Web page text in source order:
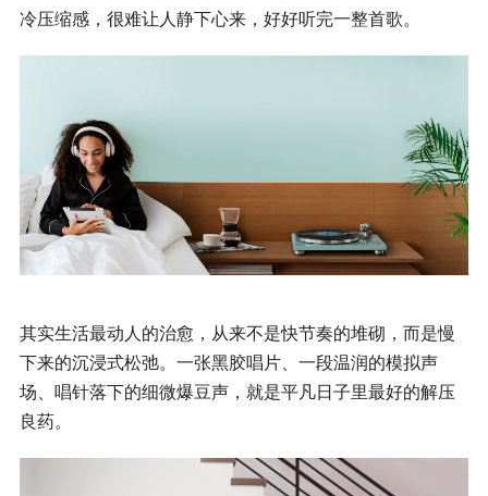
冷压缩感，很难让人静下心来，好好听完一整首歌。
其实生活最动人的治愈，从来不是快节奏的堆砌，而是慢
下来的沉浸式松弛。一张黑胶唱片、一段温润的模拟声
场、唱针落下的细微爆豆声，就是平凡日子里最好的解压
良药。